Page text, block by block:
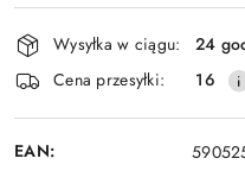
Dostępność
i
dostawa
Wysyłka w ciągu:
24
Cena przesyłki:
16
EAN: